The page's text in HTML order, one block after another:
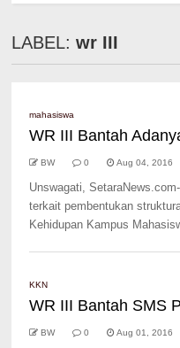
LABEL:wr III
mahasiswa
WR III Bantah
BW 0 Aug 04, 2016
Unswagati,
terkait pembentukan
Kehidupan Kampus
KKN
WR III Bantah SMS
BW 0 Aug 01, 2016